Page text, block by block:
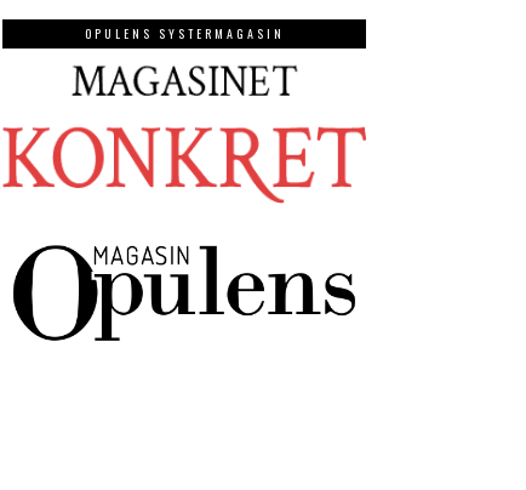
OPULENS SYSTERMAGASIN